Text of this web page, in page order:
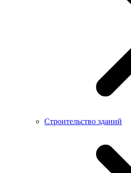
Строительство зданий